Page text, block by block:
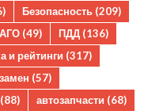
Безопасность (209)
(49) ПДД (136)
и рейтинги (317)
(57)
(88) автозапчасти (68)